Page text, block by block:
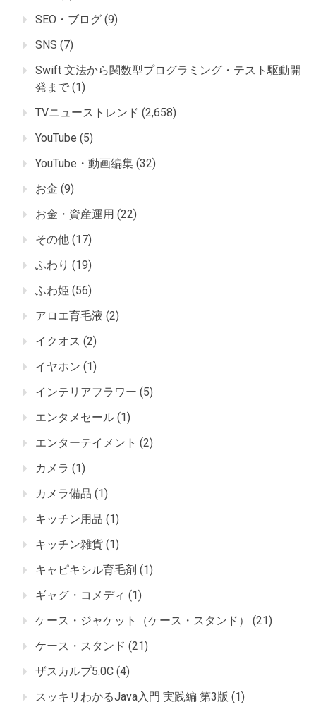
SEO・ブログ (9)
SNS (7)
Swift 文法から関数型プログラミング・テスト駆動開
発まで (1)
TVニューストレンド (2,658)
YouTube (5)
YouTube・動画編集 (32)
お金 (9)
お金・資産運用 (22)
その他 (17)
ふわり (19)
ふわ姫 (56)
アロエ育毛液 (2)
イクオス (2)
イヤホン (1)
インテリアフラワー (5)
エンタメセール (1)
エンターテイメント (2)
カメラ (1)
カメラ備品 (1)
キッチン用品 (1)
キッチン雑貨 (1)
キャピキシル育毛剤 (1)
ギャグ・コメディ (1)
ケース・ジャケット（ケース・スタンド）
(21)
ケース・スタンド (21)
ザスカルプ5.0C (4)
スッキリわかるJava入門 実践編 第3版 (1)